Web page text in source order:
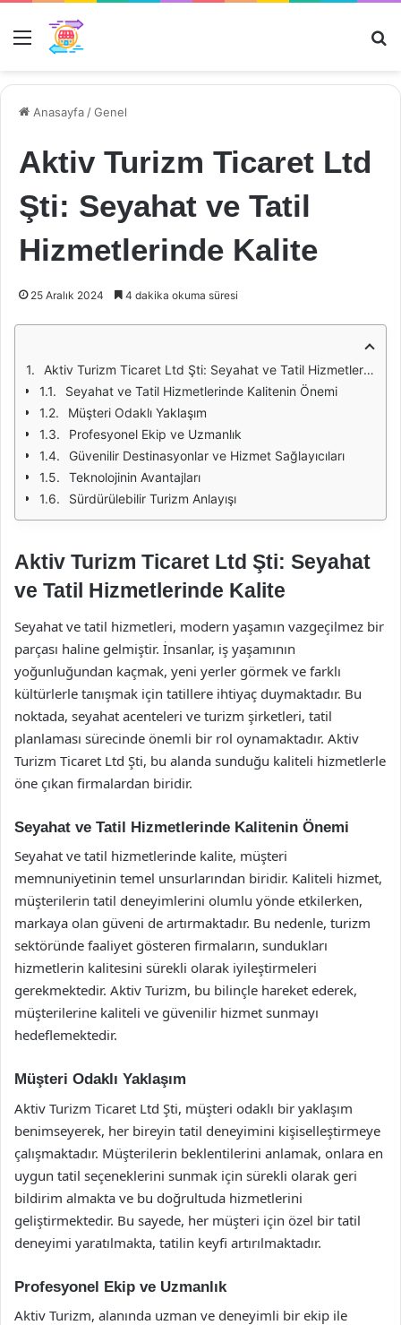
Menü
Anasayfa /Genel
Aktiv Turizm Ticaret Ltd
Şti: Seyahat ve Tatil
Hizmetlerinde Kalite
25 Aralık 2024 4 dakika okuma süresi
Aktiv Turizm Ticaret Ltd Şti: Seyahat ve Tatil Hizmetlerinde Kalite
Seyahat ve Tatil Hizmetlerinde Kalitenin Önemi
Müşteri Odaklı Yaklaşım
Profesyonel Ekip ve Uzmanlık
Güvenilir Destinasyonlar ve Hizmet Sağlayıcıları
Teknolojinin Avantajları
Sürdürülebilir Turizm Anlayışı
Aktiv Turizm Ticaret Ltd Şti: Seyahat
ve Tatil Hizmetlerinde Kalite
Seyahat ve tatil hizmetleri, modern yaşamın vazgeçilmez bir
parçası haline gelmiştir. İnsanlar, iş yaşamının
yoğunluğundan kaçmak, yeni yerler görmek ve farklı
kültürlerle tanışmak için tatillere ihtiyaç duymaktadır. Bu
noktada, seyahat acenteleri ve turizm şirketleri, tatil
planlaması sürecinde önemli bir rol oynamaktadır. Aktiv
Turizm Ticaret Ltd Şti, bu alanda sunduğu kaliteli hizmetlerle
öne çıkan firmalardan biridir.
Seyahat ve Tatil Hizmetlerinde Kalitenin Önemi
Seyahat ve tatil hizmetlerinde kalite, müşteri
memnuniyetinin temel unsurlarından biridir. Kaliteli hizmet,
müşterilerin tatil deneyimlerini olumlu yönde etkilerken,
markaya olan güveni de artırmaktadır. Bu nedenle, turizm
sektöründe faaliyet gösteren firmaların, sundukları
hizmetlerin kalitesini sürekli olarak iyileştirmeleri
gerekmektedir. Aktiv Turizm, bu bilinçle hareket ederek,
müşterilerine kaliteli ve güvenilir hizmet sunmayı
hedeflemektedir.
Müşteri Odaklı Yaklaşım
Aktiv Turizm Ticaret Ltd Şti, müşteri odaklı bir yaklaşım
benimseyerek, her bireyin tatil deneyimini kişiselleştirmeye
çalışmaktadır. Müşterilerin beklentilerini anlamak, onlara en
uygun tatil seçeneklerini sunmak için sürekli olarak geri
bildirim almakta ve bu doğrultuda hizmetlerini
geliştirmektedir. Bu sayede, her müşteri için özel bir tatil
deneyimi yaratılmakta, tatilin keyfi artırılmaktadır.
Profesyonel Ekip ve Uzmanlık
Aktiv Turizm, alanında uzman ve deneyimli bir ekip ile